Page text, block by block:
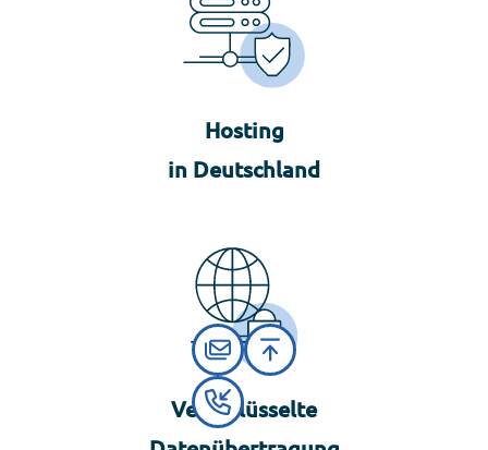
Hosting
in Deutschland
Verschlüsselte